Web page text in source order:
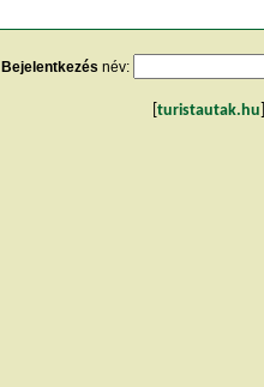
Bejelentkezés név:
turistautak.hu